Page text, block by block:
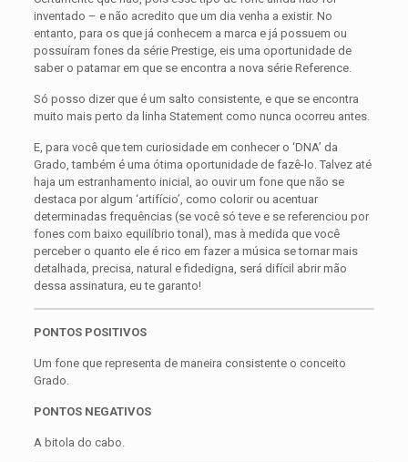
inventado – e não acredito que um dia venha a existir. No
entanto, para os que já conhecem a marca e já possuem ou
possuíram fones da série Prestige, eis uma oportunidade de
saber o patamar em que se encontra a nova série Reference.
Só posso dizer que é um salto consistente, e que se encontra
muito mais perto da linha Statement como nunca ocorreu antes.
E, para você que tem curiosidade em conhecer o ‘DNA’ da
Grado, também é uma ótima oportunidade de fazê-lo. Talvez até
haja um estranhamento inicial, ao ouvir um fone que não se
destaca por algum ‘artifício’, como colorir ou acentuar
determinadas frequências (se você só teve e se referenciou por
fones com baixo equilíbrio tonal), mas à medida que você
perceber o quanto ele é rico em fazer a música se tornar mais
detalhada, precisa, natural e fidedigna, será difícil abrir mão
dessa assinatura, eu te garanto!
PONTOS POSITIVOS
Um fone que representa de maneira consistente o conceito
Grado.
PONTOS NEGATIVOS
A bitola do cabo.